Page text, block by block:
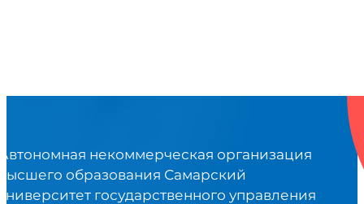
некоммерческая организация
образования Самарский
государственного управления